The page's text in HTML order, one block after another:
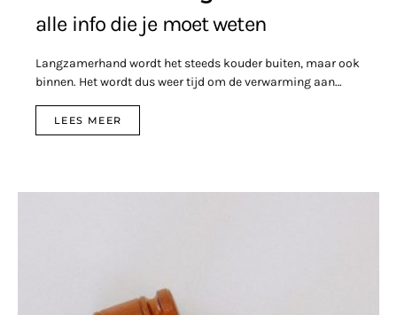
alle info die je moet weten
Langzamerhand wordt het steeds kouder buiten, maar ook
binnen. Het wordt dus weer tijd om de verwarming aan…
LEES MEER